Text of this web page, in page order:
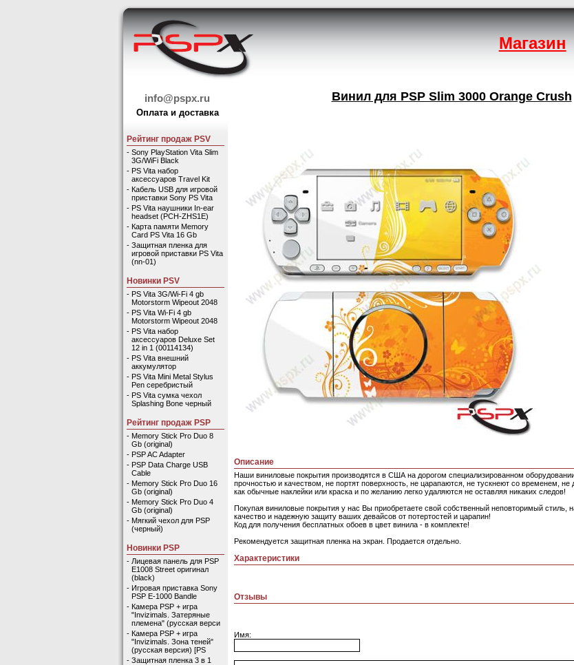
Магазин
info@pspx.ru
Оплата и доставка
Рейтинг продаж PSV
- Sony PlayStation Vita Slim
3G/WiFi Black
- PS Vita набор
аксессуаров Travel Kit
- Кабель USB для игровой
приставки Sony PS Vita
- PS Vita наушники In-ear
headset (PCH-ZHS1E)
- Карта памяти Memory
Card PS Vita 16 Gb
- Защитная пленка для
игровой приставки PS Vita
(nn-01)
Новинки PSV
- PS Vita 3G/Wi-Fi 4 gb
Motorstorm Wipeout 2048
- PS Vita Wi-Fi 4 gb
Motorstorm Wipeout 2048
- PS Vita набор
аксессуаров Deluxe Set
12 in 1 (00114134)
- PS Vita внешний
аккумулятор
- PS Vita Mini Metal Stylus
Pen серебристый
- PS Vita сумка чехол
Splashing Bone черный
Рейтинг продаж PSP
- Memory Stick Pro Duo 8
Gb (original)
- PSP AC Adapter
- PSP Data Charge USB
Cable
- Memory Stick Pro Duo 16
Gb (original)
- Memory Stick Pro Duo 4
Gb (original)
- Мягкий чехол для PSP
(черный)
Новинки PSP
- Лицевая панель для PSP
E1008 Street оригинал
(black)
- Игровая приставка Sony
PSP E-1000 Bandle
- Камера PSP + игра
"Invizimals. Затеряные
племена" (русская верси
- Камера PSP + игра
"Invizimals. Зона теней"
(русская версия) [PS
- Защитная пленка 3 в 1
Винил для PSP Slim 3000 Orange Crush
Описание
Наши виниловые покрытия производятся в США на дорогом специализированном
прочностью и качеством, не портят поверхность, не царапаются, не тускнеют со временем,
как обычные наклейки или краска и по желанию легко удаляются не оставляя никаких следов!
Покупая виниловые покрытия у нас Вы приобретаете свой собственный неповторимый стиль,
качество и надежную защиту ваших девайсов от потертостей и царапин!
Код для получения бесплатных обоев в цвет винила - в комплекте!
Рекомендуется защитная пленка на экран. Продается отдельно.
Характеристики
Отзывы
Имя: